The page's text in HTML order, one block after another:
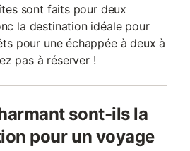
sont faits pour deux
la destination idéale pour
pour une échappée à deux à
pas à réserver !
sont-ils la
pour un voyage